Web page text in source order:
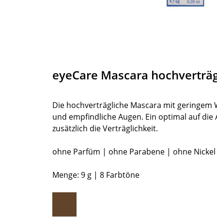
eyeCare Mascara
Die hochverträgliche Mascara mit
und empfindliche Augen. Ein optimal auf
zusätzlich die Verträglichkeit.
ohne Parfüm | ohne Parabene | ohne
Menge: 9 g | 8 Farbtöne